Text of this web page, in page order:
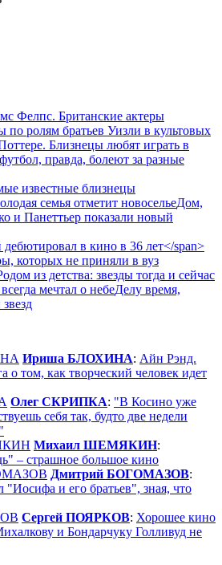
известные близнецы
Дом,
и Панеттьер показали новый
которых не приняли в вуз
из детства: звезды тогда и сейчас
Делу время,
Ириша БЛОХИНА: Айн Рэнд.
о том, как творческий человек идет
Олег СКРИПКА: "В Косино уже
себя так, будто две недели
Михаил ШЕМЯКИН:
– страшное большое кино
Дмитрий БОГОМАЗОВ:
и его братьев", зная, что
Сергей ПОЯРКОВ: Хорошее кино
и Бондарчуку Голливуд не